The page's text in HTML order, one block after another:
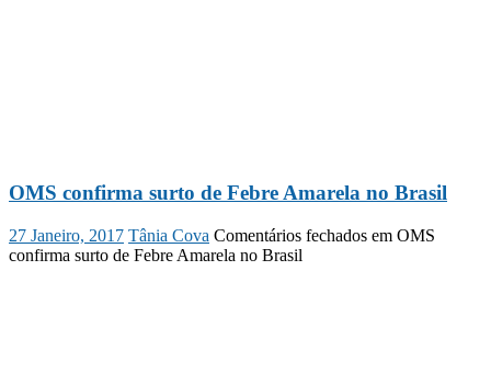
OMS confirma surto de Febre Amarela no Brasil
27 Janeiro, 2017 Tânia Cova Comentários fechados em OMS
confirma surto de Febre Amarela no Brasil